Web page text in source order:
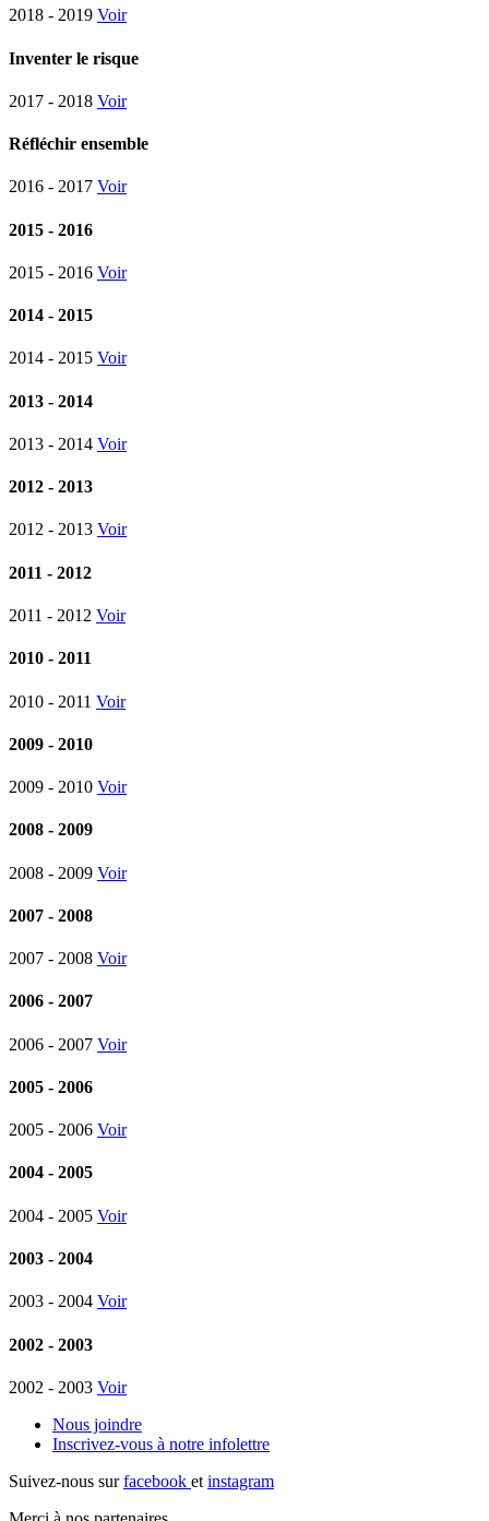
2018 - 2019 Voir
Inventer le risque
2017 - 2018 Voir
Réfléchir ensemble
2016 - 2017 Voir
2015 - 2016
2015 - 2016 Voir
2014 - 2015
2014 - 2015 Voir
2013 - 2014
2013 - 2014 Voir
2012 - 2013
2012 - 2013 Voir
2011 - 2012
2011 - 2012 Voir
2010 - 2011
2010 - 2011 Voir
2009 - 2010
2009 - 2010 Voir
2008 - 2009
2008 - 2009 Voir
2007 - 2008
2007 - 2008 Voir
2006 - 2007
2006 - 2007 Voir
2005 - 2006
2005 - 2006 Voir
2004 - 2005
2004 - 2005 Voir
2003 - 2004
2003 - 2004 Voir
2002 - 2003
2002 - 2003 Voir
Nous joindre
Inscrivez-vous à notre infolettre
Suivez-nous sur facebook et instagram